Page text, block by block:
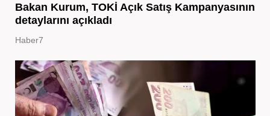
Bakan Kurum, TOKİ Açık Satış Kampanyasının
detaylarını açıkladı
Haber7